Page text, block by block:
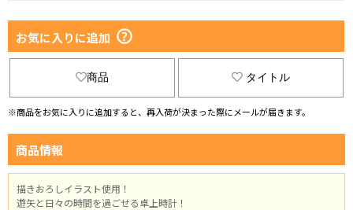
お気に入りに追加
商品 タイトル
※商品をお気に入りに追加すると、再入荷が決まった際にメールが届きます。
商品情報
描きおろしイラスト使用！
遊矢と日々の時間を過ごせる卓上時計！